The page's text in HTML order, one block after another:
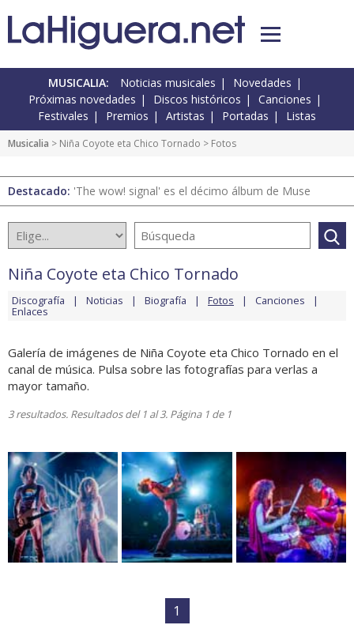
MUSICALIA: Noticias musicales
Novedades
Próximas novedades
Discos históricos
Canciones
Festivales
Premios Artistas Portadas Listas
Musicalia > Niña Coyote eta Chico Tornado > Fotos
Destacado: 'The wow! signal' es el décimo álbum de Muse
Niña Coyote eta Chico Tornado
Discografía Noticias Biografía Fotos Canciones
Enlaces
Galería de imágenes de Niña Coyote eta Chico Tornado en el
canal de música. Pulsa sobre las fotografías para verlas a
mayor tamaño.
3 resultados. Resultados del 1 al 3. Página 1 de 1
1